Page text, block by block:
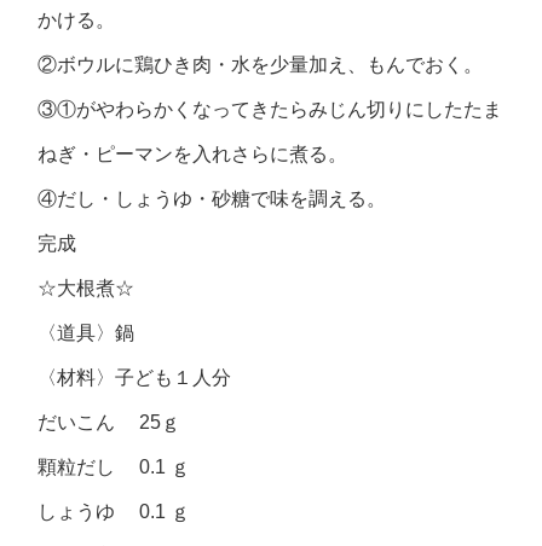
かける。
②ボウルに鶏ひき肉・水を少量加え、もんでおく。
③①がやわらかくなってきたらみじん切りにしたたま
ねぎ・ピーマンを入れさらに煮る。
④だし・しょうゆ・砂糖で味を調える。
完成
☆大根煮☆
〈道具〉鍋
〈材料〉子ども１人分
だいこん 25ｇ
顆粒だし 0.1 ｇ
しょうゆ 0.1 ｇ